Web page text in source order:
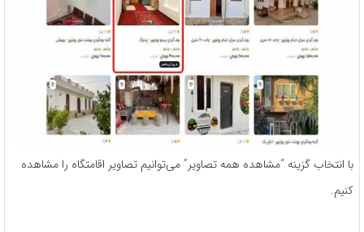
با انتخاب گزینه “مشاهده همه تصاویر” می‌توانیم تصاویر اقامتگاه را مشاهده
کنیم.